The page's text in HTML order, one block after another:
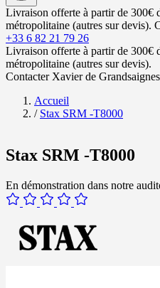
Livraison offerte à partir de 300€
métropolitaine (autres sur devis).
+33 6 82 21 79 26
Livraison offerte à partir de 300€
métropolitaine (autres sur devis).
Contacter Xavier de Grandsaignes
Accueil
/ Stax SRM -T8000
Stax SRM -T8000
En démonstration dans notre